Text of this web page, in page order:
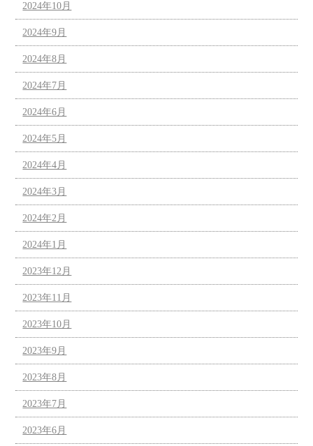
2024年10月
2024年9月
2024年8月
2024年7月
2024年6月
2024年5月
2024年4月
2024年3月
2024年2月
2024年1月
2023年12月
2023年11月
2023年10月
2023年9月
2023年8月
2023年7月
2023年6月